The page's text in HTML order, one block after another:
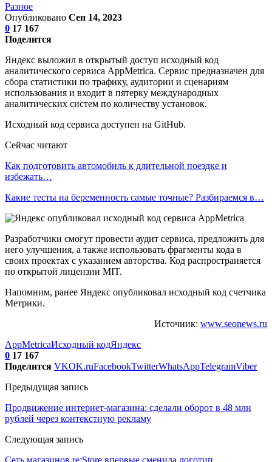
Разное
Опубликовано Сен 14, 2023
0 17 167
Поделится
Яндекс выложил в открытый доступ исходный код
аналитического сервиса AppMetrica. Сервис предназначен для
сбора статистики по трафику, аудитории и сценариям
использования и входит в пятерку международных
аналитических систем по количеству установок.
Исходный код сервиса доступен на GitHub.
Сейчас читают
Как подготовить автомобиль к длительной поездке и
избежать…
Какие тесты на беременность самые точные? Разбираемся в…
Разработчики смогут провести аудит сервиса, предложить для
него улучшения, а также использовать фрагменты кода в
своих проектах с указанием авторства. Код распространяется
по открытой лицензии MIT.
Напомним, ранее Яндекс опубликовал исходный код счетчика
Метрики.
Источник: www.seonews.ru
AppMetricaИсходный кодЯндекс
0 17 167
Поделится VKOK.ruFacebookTwitterWhatsAppTelegramViber
Предыдущая запись
Продвижение интернет-магазина: сделали оборот в 48 млн
рублей через контекстную рекламу
Следующая запись
Сеть магазинов re:Store впервые сменила логотип